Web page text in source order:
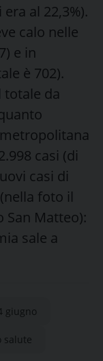
al 22,3%).
calo nelle
e in
è 702).
totale da
casi (di
casi di
foto il
San Matteo):
sale a
giugno
salute